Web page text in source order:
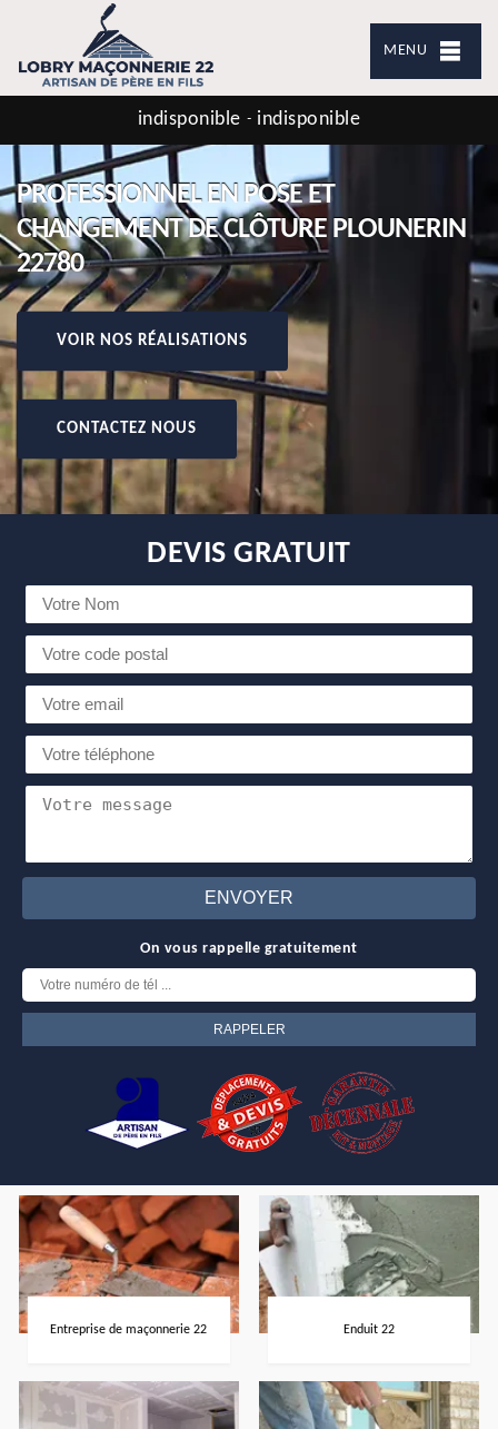
MENU
indisponible - indisponible
PROFESSIONNEL EN POSE ET
CHANGEMENT DE CLÔTURE PLOUNERIN
22780
VOIR NOS RÉALISATIONS
CONTACTEZ NOUS
DEVIS GRATUIT
On vous rappelle gratuitement
Entreprise de maçonnerie 22 Enduit 22